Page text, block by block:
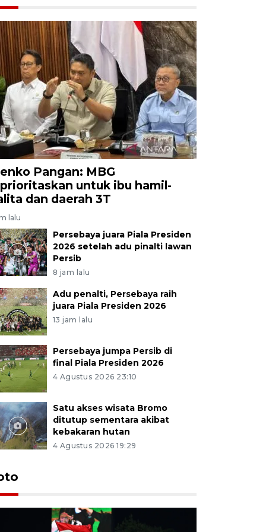
Pangan: MBG
untuk ibu hamil-
dan daerah 3T
lalu
Persebaya juara Piala Presiden
2026 setelah adu pinalti lawan
Persib
8 jam lalu
Adu penalti, Persebaya raih
juara Piala Presiden 2026
13 jam lalu
Persebaya jumpa Persib di
final Piala Presiden 2026
4 Agustus 2026 23:10
Satu akses wisata Bromo
ditutup sementara akibat
kebakaran hutan
4 Agustus 2026 19:29